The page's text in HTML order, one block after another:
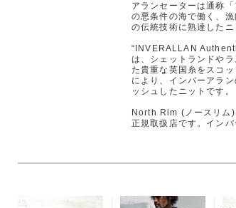
アランセーターは通称
の悪条件の海で働く、
の伝統技術に熟達した
“INVERALLAN
は、シェットランドや
た貴重な英国糸をスコ
により、インバーアラ
ッシュしたニットです。
North Rim (ノースリム
正規取扱店です。インバ